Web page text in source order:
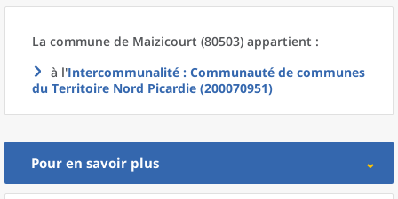
La commune de Maizicourt (80503) appartient :
à l'Intercommunalité : Communauté de communes
du Territoire Nord Picardie (200070951)
Pour en savoir plus